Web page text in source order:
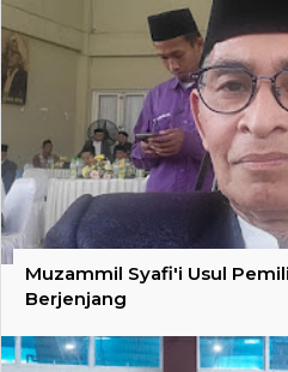
Muzammil Syafi'i Usul
Berjenjang